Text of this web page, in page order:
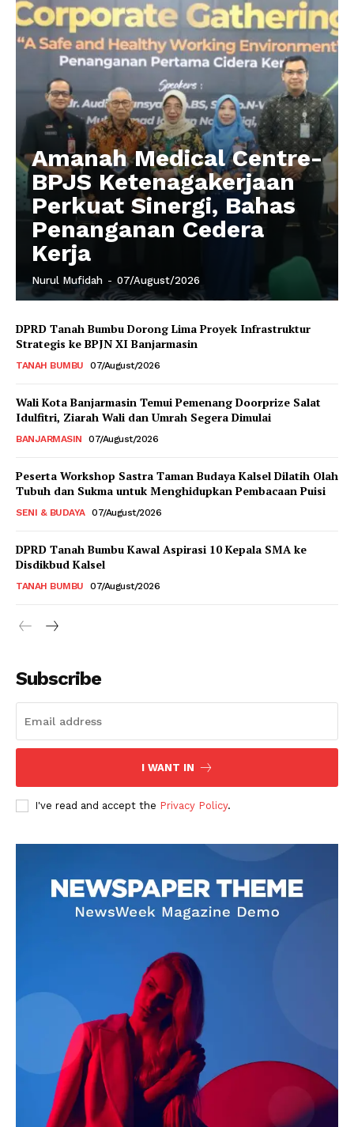
Amanah Medical Centre-
BPJS Ketenagakerjaan
Perkuat Sinergi, Bahas
Penanganan Cedera
Kerja
Nurul Mufidah - 07/August/2026
DPRD Tanah Bumbu Dorong Lima Proyek Infrastruktur
Strategis ke BPJN XI Banjarmasin
TANAH BUMBU 07/August/2026
Wali Kota Banjarmasin Temui Pemenang Doorprize Salat
Idulfitri, Ziarah Wali dan Umrah Segera Dimulai
BANJARMASIN 07/August/2026
Peserta Workshop Sastra Taman Budaya Kalsel Dilatih Olah
Tubuh dan Sukma untuk Menghidupkan Pembacaan Puisi
SENI & BUDAYA 07/August/2026
DPRD Tanah Bumbu Kawal Aspirasi 10 Kepala SMA ke
Disdikbud Kalsel
TANAH BUMBU 07/August/2026
Subscribe
I WANT IN
I've read and accept the Privacy Policy.